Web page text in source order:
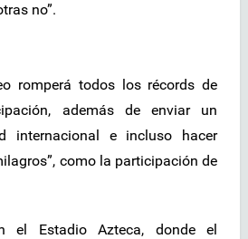
no”.
romperá todos los récords de
además de enviar un
internacional e incluso hacer
como la participación de
el Estadio Azteca, donde el